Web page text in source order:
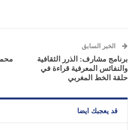
الخبر السابق
برنامج مشارف: الذرر الثقافية
والنفائس المعرفية قراءة في
حلقة الخط المغربي
قد يعجبك ايضا